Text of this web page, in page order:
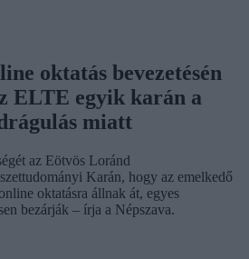
oktatás bevezetésén
ELTE egyik karán a
miatt
az Eötvös Loránd
Karán, hogy az emelkedő
oktatásra állnak át, egyes
bezárják – írja a Népszava.